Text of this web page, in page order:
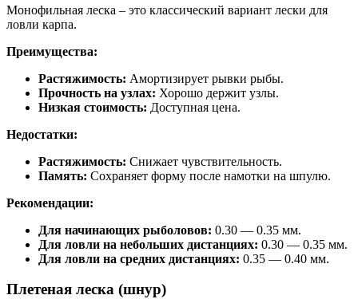
Монофильная леска – это классический вариант лески для
ловли карпа.
Преимущества:
Растяжимость: Амортизирует рывки рыбы.
Прочность на узлах: Хорошо держит узлы.
Низкая стоимость: Доступная цена.
Недостатки:
Растяжимость: Снижает чувствительность.
Память: Сохраняет форму после намотки на шпулю.
Рекомендации:
Для начинающих рыболовов: 0.30 — 0.35 мм.
Для ловли на небольших дистанциях: 0.30 — 0.35 мм.
Для ловли на средних дистанциях: 0.35 — 0.40 мм.
Плетеная леска (шнур)